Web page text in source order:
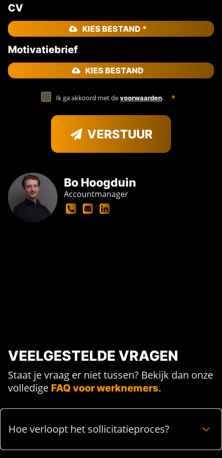
Bo Hoogduin
Accountmanager
CV
KIES BESTAND *
Motivatiebrief
KIES BESTAND
Ik ga akkoord met devoorwaarden.
VERSTUUR
VEELGESTELDE VRAGEN
Staat je vraag er niet tussen? Bekijk dan onze
volledige FAQ voor werknemers.
Hoe verloopt het sollicitatieproces?